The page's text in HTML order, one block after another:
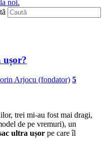
noi.
ușor?
Arjocu (fondator) 5
trei mi-au fost mai dragi,
de pe vremuri), un
ultra ușor pe care îl